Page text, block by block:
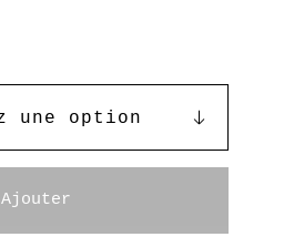
Ajouter